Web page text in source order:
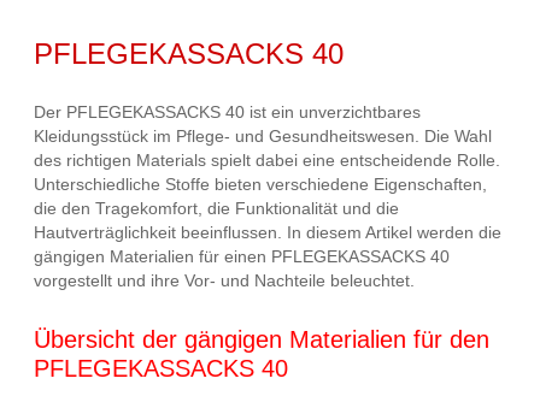
PFLEGEKASSACKS 40
Der PFLEGEKASSACKS 40 ist ein unverzichtbares
Kleidungsstück im Pflege- und Gesundheitswesen. Die Wahl
des richtigen Materials spielt dabei eine entscheidende Rolle.
Unterschiedliche Stoffe bieten verschiedene Eigenschaften,
die den Tragekomfort, die Funktionalität und die
Hautverträglichkeit beeinflussen. In diesem Artikel werden die
gängigen Materialien für einen PFLEGEKASSACKS 40
vorgestellt und ihre Vor- und Nachteile beleuchtet.
Übersicht der gängigen Materialien für den
PFLEGEKASSACKS 40